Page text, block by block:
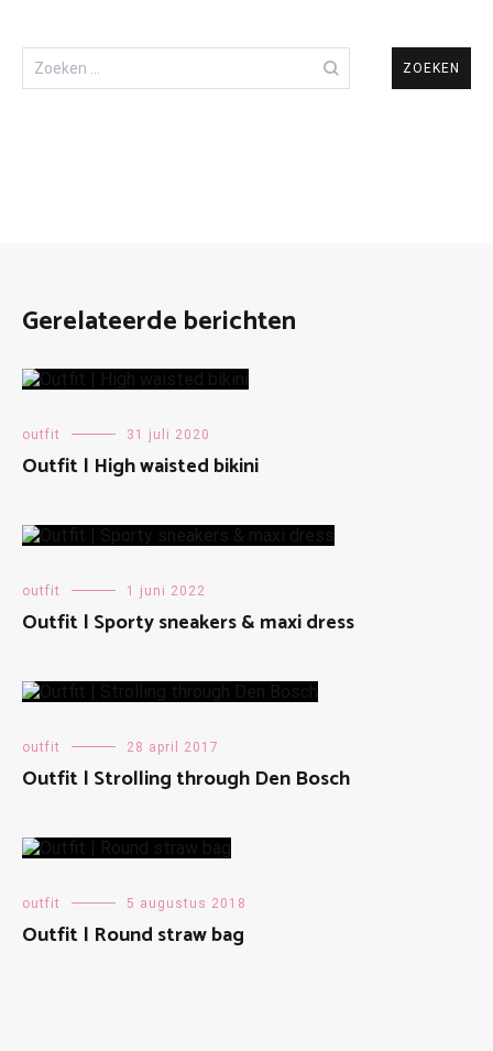
Zoeken
naar:
Gerelateerde berichten
outfit 31 juli 2020
Outfit | High waisted bikini
outfit 1 juni 2022
Outfit | Sporty sneakers & maxi dress
outfit 28 april 2017
Outfit | Strolling through Den Bosch
outfit 5 augustus 2018
Outfit | Round straw bag